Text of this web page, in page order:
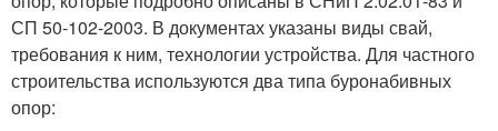
СП 50-102-2003. В документах указаны виды свай,
требования к ним, технологии устройства. Для частного
строительства используются два типа буронабивных
опор: